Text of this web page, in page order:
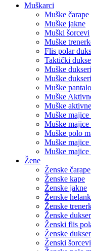
Muškarci
Muške čarape
Muške jakne
Muški šorcevi
Muške
Flis polar
Taktički
Muške
Muške
Muške
Muške
Muške
Muške
Muške majice
Muške polo
Muške
Muške majice
Žene
Ženske čarape
Ženske kape
Ženske jakne
Ženske
Ženske
Ženske
Ženski flis
Ženske
Ženski šorcevi